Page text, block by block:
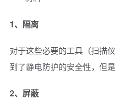
1、隔离
对于这些必要的工具（扫描
到了静电防护的安全性，但
2、屏蔽